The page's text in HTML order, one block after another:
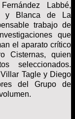
Labbé,
y Blanca de La
trabajo de
que
el aparato crítico
Cisternas, quien
seleccionados.
Tagle y Diego
del Grupo de